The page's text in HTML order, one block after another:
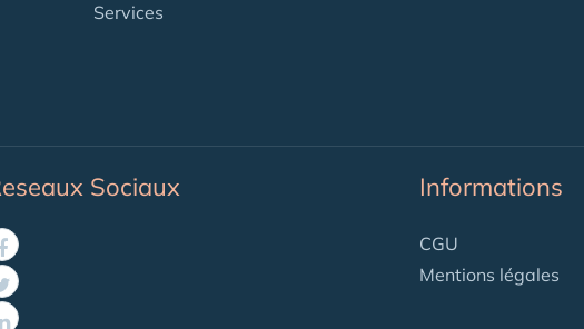
Services
Sociaux Informations
CGU
Mentions légales